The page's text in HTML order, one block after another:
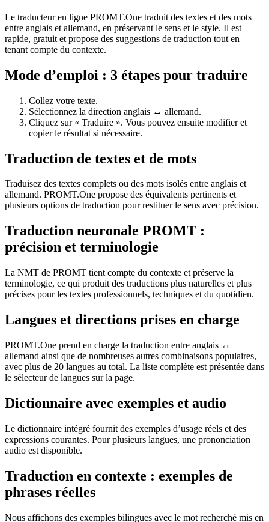
Le traducteur en ligne PROMT.One traduit des textes et des mots
entre anglais et allemand, en préservant le sens et le style. Il est
rapide, gratuit et propose des suggestions de traduction tout en
tenant compte du contexte.
Mode d’emploi : 3 étapes pour traduire
Collez votre texte.
Sélectionnez la direction anglais ↔ allemand.
Cliquez sur « Traduire ». Vous pouvez ensuite modifier et
copier le résultat si nécessaire.
Traduction de textes et de mots
Traduisez des textes complets ou des mots isolés entre anglais et
allemand. PROMT.One propose des équivalents pertinents et
plusieurs options de traduction pour restituer le sens avec précision.
Traduction neuronale PROMT :
précision et terminologie
La NMT de PROMT tient compte du contexte et préserve la
terminologie, ce qui produit des traductions plus naturelles et plus
précises pour les textes professionnels, techniques et du quotidien.
Langues et directions prises en charge
PROMT.One prend en charge la traduction entre anglais ↔
allemand ainsi que de nombreuses autres combinaisons populaires,
avec plus de 20 langues au total. La liste complète est présentée dans
le sélecteur de langues sur la page.
Dictionnaire avec exemples et audio
Le dictionnaire intégré fournit des exemples d’usage réels et des
expressions courantes. Pour plusieurs langues, une prononciation
audio est disponible.
Traduction en contexte : exemples de
phrases réelles
Nous affichons des exemples bilingues avec le mot recherché mis en